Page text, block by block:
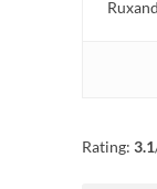
Rating: 3.1